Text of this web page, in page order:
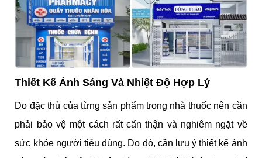
Thiết Kế Ánh Sáng Và Nhiệt Độ Hợp Lý
Do đặc thù của từng sản phẩm trong nhà thuốc nên cần
phải bảo vệ một cách rất cẩn thận và nghiêm ngặt về
sức khỏe người tiêu dùng. Do đó, cần lưu ý thiết kế ánh